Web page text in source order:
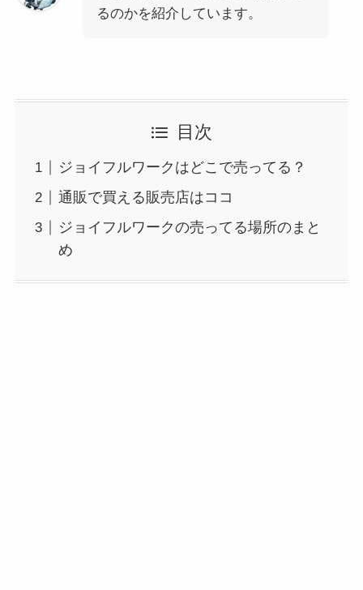
るのかを紹介しています。
目次
ジョイフルワークはどこで売ってる？
通販で買える販売店はココ
ジョイフルワークの売ってる場所のまと
め